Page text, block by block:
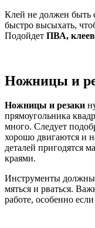
Клей не должен
быстро высыхать,
Подойдет ПВА,
Ножницы и
Ножницы и резаки
прямоугольника
много. Следует
хорошо двигаются и
деталей пригодятся
краями.
Инструменты
мяться и рваться.
работе, особенно